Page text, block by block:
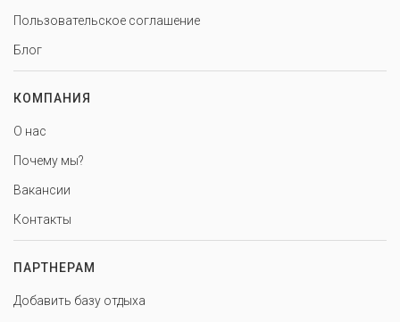
Пользовательское соглашение
Блог
КОМПАНИЯ
О нас
Почему мы?
Вакансии
Контакты
ПАРТНЕРАМ
Добавить базу отдыха